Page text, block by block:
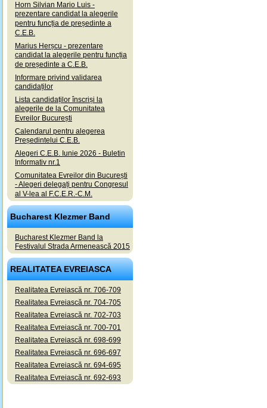
Horn Silvian Mario Luis -
prezentare candidat la alegerile
pentru funcția de președinte a
C.E.B.
Marius Herșcu - prezentare
candidat la alegerile pentru funcția
de președinte a C.E.B.
Informare privind validarea
candidaților
Lista candidaților înscriși la
alegerile de la Comunitatea
Evreilor București
Calendarul pentru alegerea
Președintelui C.E.B.
Alegeri C.E.B. Iunie 2026 - Buletin
Informativ nr.1
Comunitatea Evreilor din București
- Alegeri delegați pentru Congresul
al V-lea al F.C.E.R.-C.M.
Bucharest Klezmer Band
Bucharest Klezmer Band la
Festivalul Strada Armenească 2015
REALITATEA EVREIASCA
Realitatea Evreiască nr. 706-709
Realitatea Evreiască nr. 704-705
Realitatea Evreiască nr. 702-703
Realitatea Evreiască nr. 700-701
Realitatea Evreiască nr. 698-699
Realitatea Evreiască nr. 696-697
Realitatea Evreiască nr. 694-695
Realitatea Evreiască nr. 692-693